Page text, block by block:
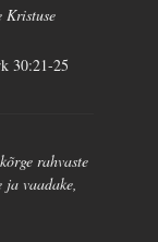
Kristuse
30:21-25
rahvaste
vaadake,